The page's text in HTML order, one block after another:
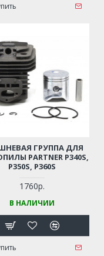
ГРУППА ДЛЯ
PARTNER P340S,
P350S, P360S
1760р.
В НАЛИЧИИ